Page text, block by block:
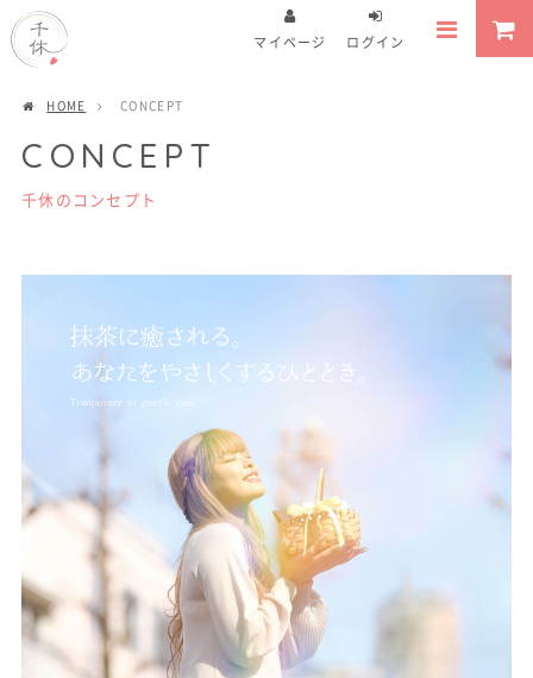
ログイン
マイページ
HOME CONCEPT
CONCEPT
千休のコンセプト